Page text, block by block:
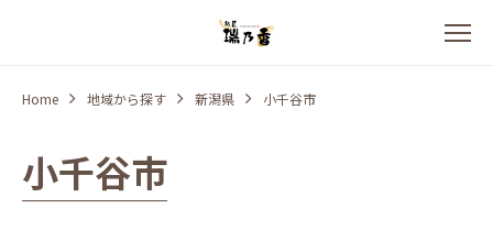
Home 地域から探す 新潟県 小千谷市
小千谷市